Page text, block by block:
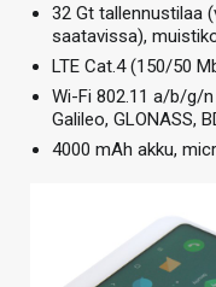
32 Gt tallennustilaa
saatavissa),
LTE Cat.4 (150/50
Wi-Fi 802.11 a/b/g/n
Galileo, GLONASS,
4000 mAh akku,